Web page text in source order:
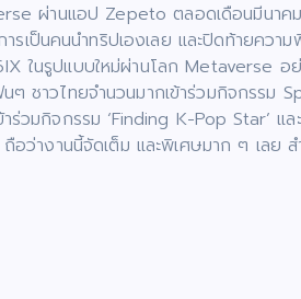
ผ่านแอป Zepeto ตลอดเดือนมีนา
รเป็นคนนำทริปเองเลย และปิดท้ายคว
ในรูปแบบใหม่ผ่านโลก Metaverse อ
ๆ ชาวไทยจำนวนมากเข้าร่วมกิจกรร
าร่วมกิจกรรม ‘Finding K-Pop
อว่างานนี้จัดเต็ม และพิเศษมาก ๆ เลย